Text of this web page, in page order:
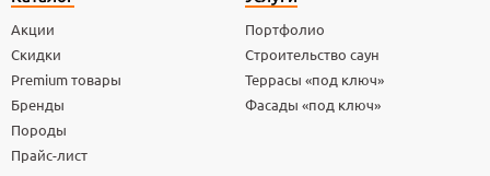
Акции
Скидки
Premium товары
Бренды
Породы
Прайс-лист
Портфолио
Строительство саун
Террасы «под ключ»
Фасады «под ключ»